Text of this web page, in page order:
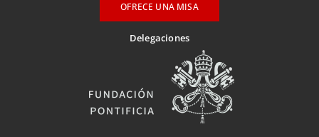
OFRECE UNA MISA
Delegaciones